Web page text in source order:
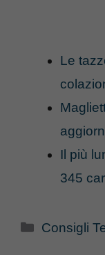
Le
Il più
345
Categorie
Consigli